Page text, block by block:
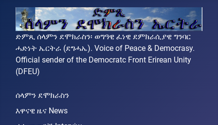
ድምጺ ሰላምን ደሞክራስን፡ ወግዓዊ ፈነዊ ደምክራሲያዊ ግንባር
ሓድነት ኤርትራ (ደግሓኤ). Voice of Peace & Democrasy.
Official sender of the Democratc Front Erirean Unity
(DFEU)
ሰላምን ደሞክራስን
እዋናዊ ዜና News